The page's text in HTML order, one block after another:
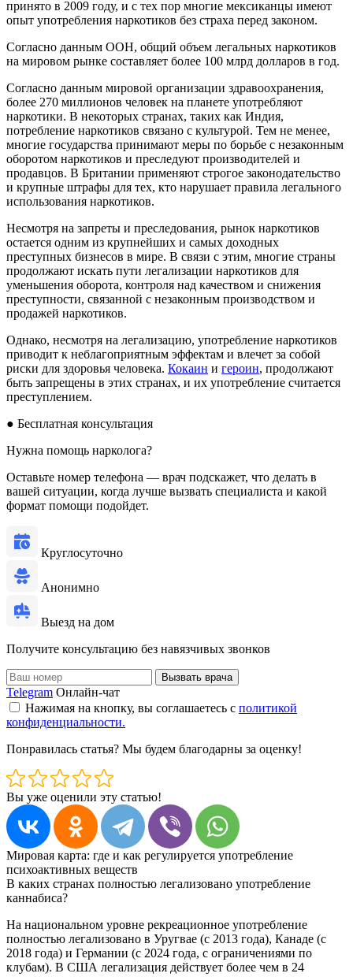
принято в 2009 году, и с тех пор многие мексиканцы имеют
опыт употребления наркотиков без страха перед законом.
Согласно данным ООН, общий объем легальных наркотиков
на мировом рынке составляет более 100 млрд долларов в год.
Согласно данным мировой организации здравоохранения,
более 270 миллионов человек на планете употребляют
наркотики. В некоторых странах, таких как Индия,
потребление наркотиков связано с культурой. Тем не менее,
многие государства принимают меры по борьбе с незаконным
оборотом наркотиков и преследуют производителей и
продавцов. В Британии применяют строгое законодательство
и крупные штрафы для тех, кто нарушает правила легального
использования наркотиков.
Несмотря на запреты и преследования, рынок наркотиков
остается одним из крупнейших и самых доходных
преступных бизнесов в мире. В связи с этим, многие страны
продолжают искать пути легализации наркотиков для
уменьшения оборота, контроля над качеством и снижения
преступности, связанной с незаконным производством и
продажей наркотиков.
Однако, несмотря на легализацию, употребление наркотиков
приводит к неблагоприятным эффектам и влечет за собой
риски для здоровья человека. Кокаин и героин, продолжают
быть запрещены в этих странах, и их употребление считается
преступлением.
● Бесплатная консультация
Нужна помощь нарколога?
Оставьте номер телефона — врач подскажет, что делать в
вашей ситуации, когда лучше вызвать специалиста и какой
формат помощи подойдет.
Круглосуточно
Анонимно
Выезд на дом
Получите консультацию без навязчивых звонков
Вызвать врача
Telegram Онлайн-чат
Нажимая на кнопку, вы соглашаетесь с политикой
конфиденциальности.
Понравилась статья? Мы будем благодарны за оценку!
Вы уже оценили эту статью!
Мировая карта: где и как регулируется употребление
психоактивных веществ
В каких странах полностью легализовано употребление
каннабиса?
На национальном уровне рекреационное употребление
полностью легализовано в Уругвае (с 2013 года), Канаде (с
2018 года) и Германии (с 2024 года, с ограничениями по
клубам). В США легализация действует более чем в 24